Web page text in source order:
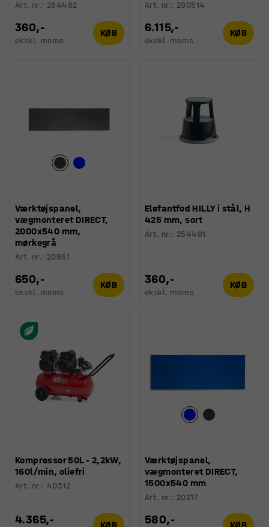
Art. nr.: 254482
360,-
ekskl. moms
KØB
Art. nr.: 290514
6.115,-
ekskl. moms
KØB
Værktøjspanel,
vægmonteret DIRECT,
2000x540 mm,
mørkegrå
Art. nr.: 20951
650,-
ekskl. moms
KØB
Elefantfod HILLY i stål, H
425 mm, sort
Art. nr.: 254481
360,-
ekskl. moms
KØB
Kompressor 50L - 2,2kW,
160l/min, oliefri
Art. nr.: 40312
4.365,-
Værktøjspanel,
vægmonteret DIRECT,
1500x540 mm
Art. nr.: 20217
580,-